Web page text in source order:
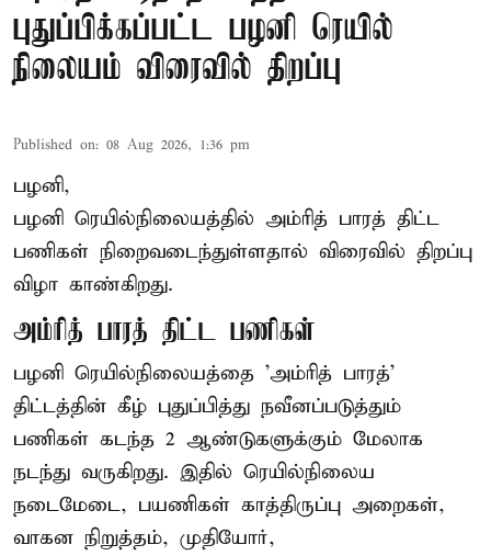
புதுப்பிக்கப்பட்ட பழனி ரெயில்
நிலையம் விரைவில் திறப்பு
Published on: 08 Aug 2026, 1:36 pm
பழனி,
பழனி ரெயில்நிலையத்தில் அம்ரித் பாரத் திட்ட
பணிகள் நிறைவடைந்துள்ளதால் விரைவில் திறப்பு
விழா காண்கிறது.
அம்ரித் பாரத் திட்ட பணிகள்
பழனி ரெயில்நிலையத்தை 'அம்ரித் பாரத்'
திட்டத்தின் கீழ் புதுப்பித்து நவீனப்படுத்தும்
பணிகள் கடந்த 2 ஆண்டுகளுக்கும் மேலாக
நடந்து வருகிறது. இதில் ரெயில்நிலைய
நடைமேடை, பயணிகள் காத்திருப்பு அறைகள்,
வாகன நிறுத்தம், முதியோர்,